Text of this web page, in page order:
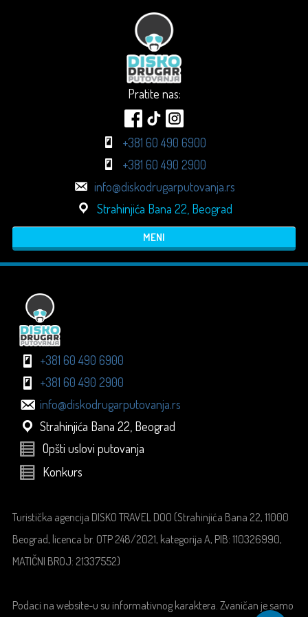
Pratite nas:
+381 60 490 6900
+381 60 490 2900
info@diskodrugarputovanja.rs
Strahinjića Bana 22, Beograd
MENI
+381 60 490 6900
+381 60 490 2900
info@diskodrugarputovanja.rs
Strahinjića Bana 22, Beograd
Opšti uslovi putovanja
Konkurs
Turistička agencija DISKO TRAVEL DOO (Strahinjića Bana 22, 11000
Beograd, licenca br. OTP 248/2021, kategorija A, PIB: 110326990,
MATIČNI BROJ: 21337552)
Podaci na website-u su informativnog karaktera. Zvaničan je samo